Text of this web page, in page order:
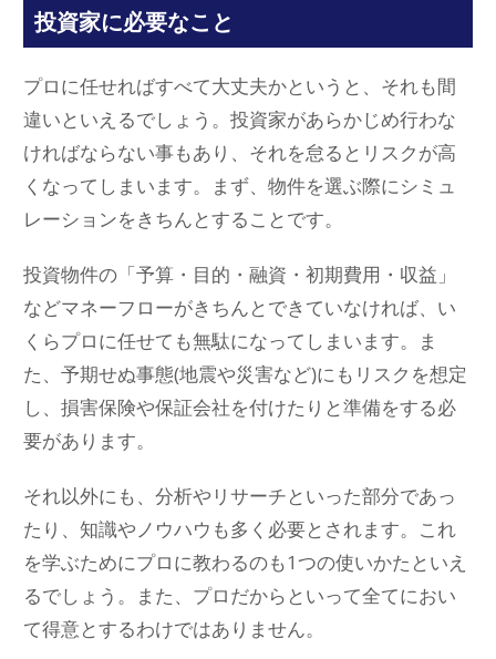
投資家に必要なこと
プロに任せればすべて大丈夫かというと、それも間
違いといえるでしょう。投資家があらかじめ行わな
ければならない事もあり、それを怠るとリスクが高
くなってしまいます。まず、物件を選ぶ際にシミュ
レーションをきちんとすることです。
投資物件の「予算・目的・融資・初期費用・収益」
などマネーフローがきちんとできていなければ、い
くらプロに任せても無駄になってしまいます。ま
た、予期せぬ事態(地震や災害など)にもリスクを想定
し、損害保険や保証会社を付けたりと準備をする必
要があります。
それ以外にも、分析やリサーチといった部分であっ
たり、知識やノウハウも多く必要とされます。これ
を学ぶためにプロに教わるのも1つの使いかたといえ
るでしょう。また、プロだからといって全てにおい
て得意とするわけではありません。